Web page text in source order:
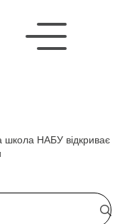
школа НАБУ відкриває